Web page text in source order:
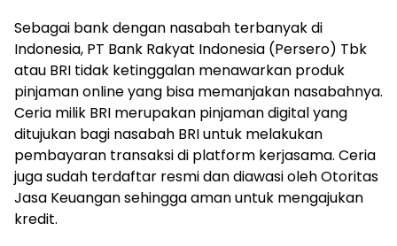
Sebagai bank dengan nasabah terbanyak di
Indonesia, PT Bank Rakyat Indonesia (Persero) Tbk
atau BRI tidak ketinggalan menawarkan produk
pinjaman online yang bisa memanjakan nasabahnya.
Ceria milik BRI merupakan pinjaman digital yang
ditujukan bagi nasabah BRI untuk melakukan
pembayaran transaksi di platform kerjasama. Ceria
juga sudah terdaftar resmi dan diawasi oleh Otoritas
Jasa Keuangan sehingga aman untuk mengajukan
kredit.